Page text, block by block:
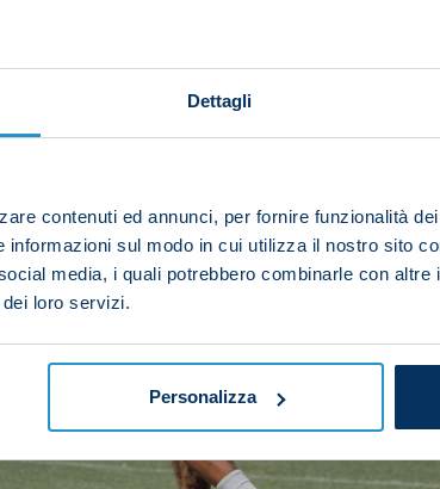
Dettagli
contenuti ed annunci, per fornire funzionalità
informazioni sul modo in cui utilizza il nostro sito
media, i quali potrebbero combinarle con
loro servizi.
Personalizza